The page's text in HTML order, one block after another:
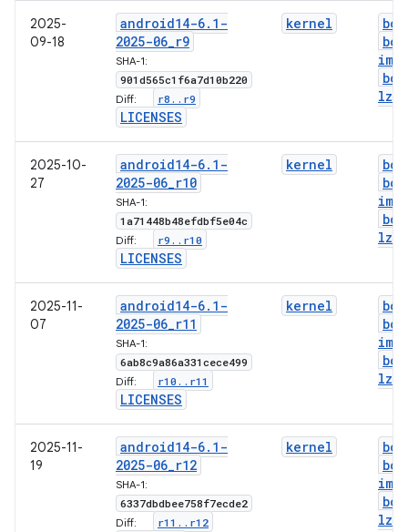
2025-
09-18
android14-6. 1-
2025-06_r9
SHA-1:
901d565c1f6a7d10b220
Diff: r8 . . r9
LICENSES
kernel
img
lz4
2025-10-
27
android14-6. 1-
2025-06_r10
SHA-1:
1a71448b48efdbf5e04c
Diff: r9 . . r10
LICENSES
kernel
img
lz4
2025-11-
07
android14-6. 1-
2025-06_r11
SHA-1:
6ab8c9a86a331cece499
Diff: r10 . . r11
LICENSES
kernel
img
lz4
2025-11-
19
android14-6. 1-
2025-06_r12
SHA-1:
6337dbdbee758f7ecde2
Diff: r11 . . r12
kernel
img
lz4